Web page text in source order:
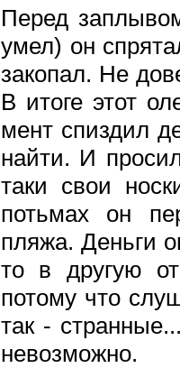
Перед
умел) он
закопал. Не
В итоге этот
мент спиздил
найти. И
таки свои
потьмах он
пляжа. Деньги
то в другую
потому что
так -
невозможно.